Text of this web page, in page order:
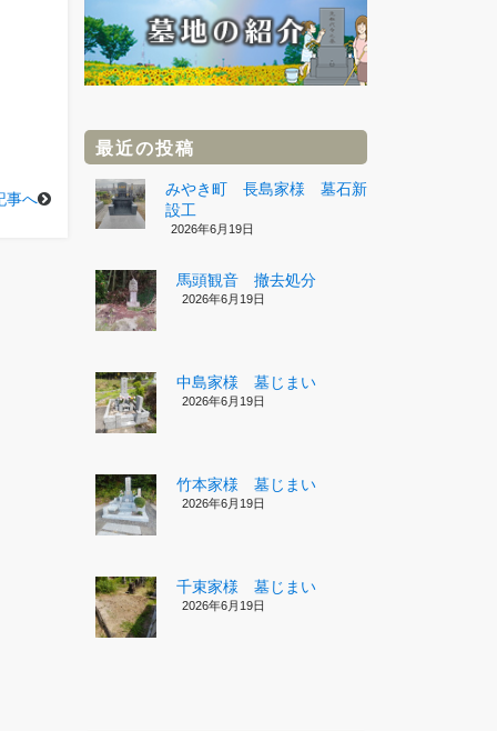
事へ
最近の投稿
みやき町 長島家様 墓石新
設工
2026年6月19日
馬頭観音 撤去処分
2026年6月19日
中島家様 墓じまい
2026年6月19日
竹本家様 墓じまい
2026年6月19日
千束家様 墓じまい
2026年6月19日